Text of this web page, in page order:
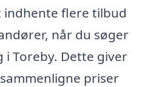
indhente flere tilbud
når du søger
Toreby. Dette giver
priser